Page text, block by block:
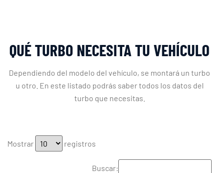
QUÉ TURBO NECESITA TU VEHÍCULO
Dependiendo del modelo del vehículo, se montará un turbo
u otro. En este listado podrás saber todos los datos del
turbo que necesitas.
Mostrar registros
Buscar: